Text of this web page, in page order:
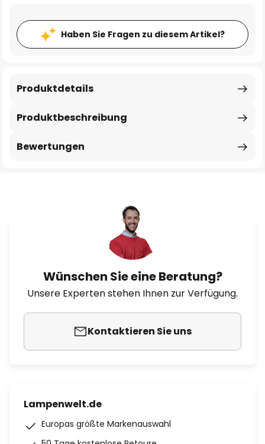
Haben Sie Fragen zu diesem Artikel?
Produktbeschreibung
Produktdetails
Bewertungen
Wünschen Sie eine Beratung?
Unsere Experten stehen Ihnen zur Verfügung.
Kontaktieren Sie uns
Lampenwelt.de
Europas größte Markenauswahl